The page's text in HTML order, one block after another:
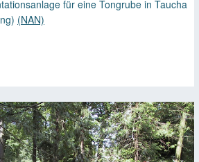
für eine Tongrube in Taucha
(NAN)